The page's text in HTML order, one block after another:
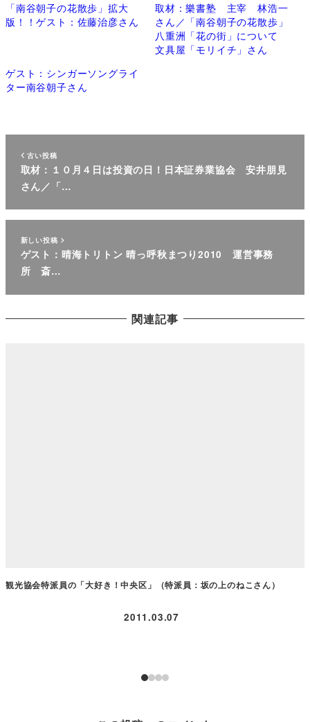
「南谷朝子の花散歩」拡大
版！！ゲスト：佐藤治彦さん
取材：樂書塾 主宰 林浩一
さん／「南谷朝子の花散歩」
八重洲「花の街」について
文具屋「モリイチ」さん
ゲスト：シンガーソングライ
ター南谷朝子さん
古い投稿
取材：１０月４日は投資の日！日本証券業協会 安井朋見
さん／「…
新しい投稿
ゲスト：晴海トリトン 晴っ呼秋まつり2010 運営事務
所 斎…
関連記事
観光協会特派員の「大好き！中央区」（特派員：坂の上のねこさん）
2011.03.07